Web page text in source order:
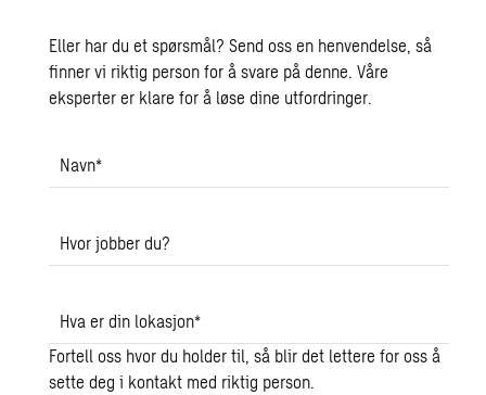
Eller har du et spørsmål? Send oss en henvendelse, så
finner vi riktig person for å svare på denne. Våre
eksperter er klare for å løse dine utfordringer.
Navn*
Hvor jobber du?
Hva er din lokasjon*
Fortell oss hvor du holder til, så blir det lettere for oss å
sette deg i kontakt med riktig person.